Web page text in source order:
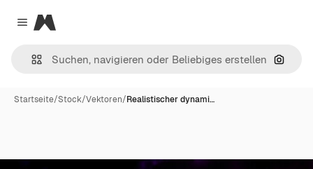
Close menu
Magnific
Nach
Startseite/Stock/Vektoren/Realistischer dynami…